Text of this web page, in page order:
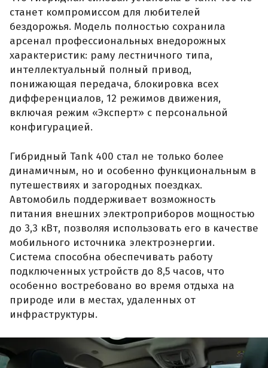
станет компромиссом для любителей
бездорожья. Модель полностью сохранила
арсенал профессиональных внедорожных
характеристик: раму лестничного типа,
интеллектуальный полный привод,
понижающая передача, блокировка всех
дифференциалов, 12 режимов движения,
включая режим «Эксперт» с персональной
конфигурацией.
Гибридный Tank 400 стал не только более
динамичным, но и особенно функциональным в
путешествиях и загородных поездках.
Автомобиль поддерживает возможность
питания внешних электроприборов мощностью
до 3,3 кВт, позволяя использовать его в качестве
мобильного источника электроэнергии.
Система способна обеспечивать работу
подключенных устройств до 8,5 часов, что
особенно востребовано во время отдыха на
природе или в местах, удаленных от
инфраструктуры.